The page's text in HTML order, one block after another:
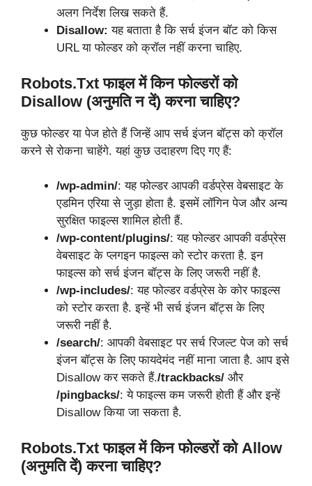
अलग निर्देश लिख सकते हैं.
Disallow: यह बताता है कि सर्च इंजन बॉट को किस
URL या फोल्डर को क्रॉल नहीं करना चाहिए.
Robots.txt फाइल में किन फोल्डरों को
Disallow (अनुमति न दें) करना चाहिए?
कुछ फोल्डर या पेज होते हैं जिन्हें आप सर्च इंजन बॉट्स को क्रॉल
करने से रोकना चाहेंगे. यहां कुछ उदाहरण दिए गए हैं:
/wp-admin/: यह फोल्डर आपकी वर्डप्रेस वेबसाइट के
एडमिन एरिया से जुड़ा होता है. इसमें लॉगिन पेज और अन्य
सुरक्षित फाइल्स शामिल होती हैं.
/wp-content/plugins/: यह फोल्डर आपकी वर्डप्रेस
वेबसाइट के प्लगइन फाइल्स को स्टोर करता है. इन
फाइल्स को सर्च इंजन बॉट्स के लिए जरूरी नहीं है.
/wp-includes/: यह फोल्डर वर्डप्रेस के कोर फाइल्स
को स्टोर करता है. इन्हें भी सर्च इंजन बॉट्स के लिए
जरूरी नहीं है.
/search/: आपकी वेबसाइट पर सर्च रिजल्ट पेज को सर्च
इंजन बॉट्स के लिए फायदेमंद नहीं माना जाता है. आप इसे
Disallow कर सकते हैं./trackbacks/ और
/pingbacks/: ये फाइल्स कम जरूरी होती हैं और इन्हें
Disallow किया जा सकता है.
Robots.txt फाइल में किन फोल्डरों को Allow
(अनुमति दें) करना चाहिए?